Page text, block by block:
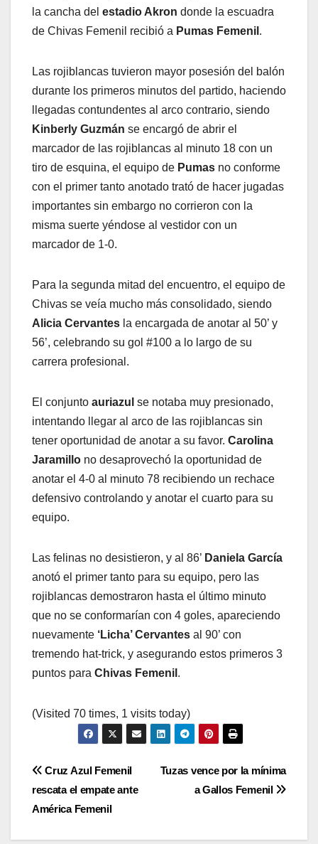
la cancha del estadio Akron donde la escuadra
de Chivas Femenil recibió a Pumas Femenil .
Las rojiblancas tuvieron mayor posesión del balón
durante los primeros minutos del partido, haciendo
llegadas contundentes al arco contrario, siendo
Kinberly Guzmán se encargó de abrir el
marcador de las rojiblancas al minuto 18 con un
tiro de esquina, el equipo de Pumas no conforme
con el primer tanto anotado trató de hacer jugadas
importantes sin embargo no corrieron con la
misma suerte yéndose al vestidor con un
marcador de 1-0.
Para la segunda mitad del encuentro, el equipo de
Chivas se veía mucho más consolidado, siendo
Alicia Cervantes la encargada de anotar al 50’ y
56’, celebrando su gol #100 a lo largo de su
carrera profesional.
El conjunto auriazul se notaba muy presionado,
intentando llegar al arco de las rojiblancas sin
tener oportunidad de anotar a su favor. Carolina
Jaramillo no desaprovechó la oportunidad de
anotar el 4-0 al minuto 78 recibiendo un rechace
defensivo controlando y anotar el cuarto para su
equipo.
Las felinas no desistieron, y al 86’ Daniela García
anotó el primer tanto para su equipo, pero las
rojiblancas demostraron hasta el último minuto
que no se conformarían con 4 goles, apareciendo
nuevamente ‘Licha’ Cervantes al 90’ con
tremendo hat-trick, y asegurando estos primeros 3
puntos para Chivas Femenil .
(Visited 70 times, 1 visits today)
Navegación
de
entradas
Tuzas vence por la mínima
a Gallos Femenil
Cruz Azul Femenil
rescata el empate ante
América Femenil